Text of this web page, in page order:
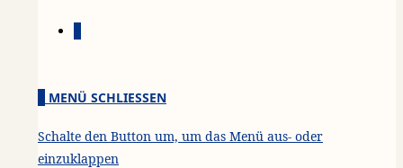
MENÜ SCHLIESSEN
Schalte den Button um, um das Menü aus- oder
einzuklappen